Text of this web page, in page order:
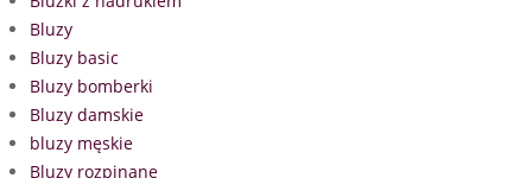
Bluzy
Bluzy basic
Bluzy bomberki
Bluzy damskie
bluzy męskie
Bluzy rozpinane